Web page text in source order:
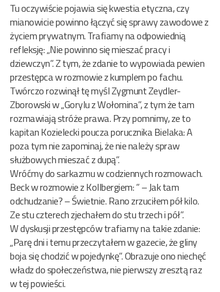
Tu oczywiście pojawia się kwestia etyczna, czy
mianowicie powinno łączyć się sprawy zawodowe z
życiem prywatnym. Trafiamy na odpowiednią
refleksję: „Nie powinno się mieszać pracy i
dziewczyn”. Z tym, że zdanie to wypowiada pewien
przestępca w rozmowie z kumplem po fachu.
Twórczo rozwinął tę myśl Zygmunt Zeydler-
Zborowski w „Gorylu z Wołomina”, z tym że tam
rozmawiają stróże prawa. Przy pomnimy, ze to
kapitan Kozielecki poucza porucznika Bielaka: A
poza tym nie zapominaj, że nie należy spraw
służbowych mieszać z dupą”.
Wróćmy do sarkazmu w codziennych rozmowach.
Beck w rozmowie z Kollbergiem: ” – Jak tam
odchudzanie? – Świetnie. Rano zrzuciłem pół kilo.
Ze stu czterech zjechałem do stu trzech i pół”.
W dyskusji przestępców trafiamy na takie zdanie:
„Parę dni i temu przeczytałem w gazecie, że gliny
boja się chodzić w pojedynkę”. Obrazuje ono niechęć
władz do społeczeństwa, nie pierwszy zresztą raz
w tej powieści.